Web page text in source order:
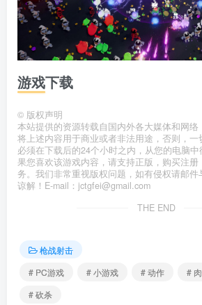
游戏下载
© 版权声明
本站提供的资源转载自国内外各大媒体和网
将上述内容用于商业或者非法用途，否则，
必须在下载后的24个小时之内，从您的电脑
果您喜欢该游戏内容，请支持正版，购买注册
务。我们非常重视版权问题，如有侵权请邮
谅解！E-mail：jctgfei@gmail.com
THE END
枪战射击
# PC游戏
# 小游戏 # 动作 #
# 砍杀